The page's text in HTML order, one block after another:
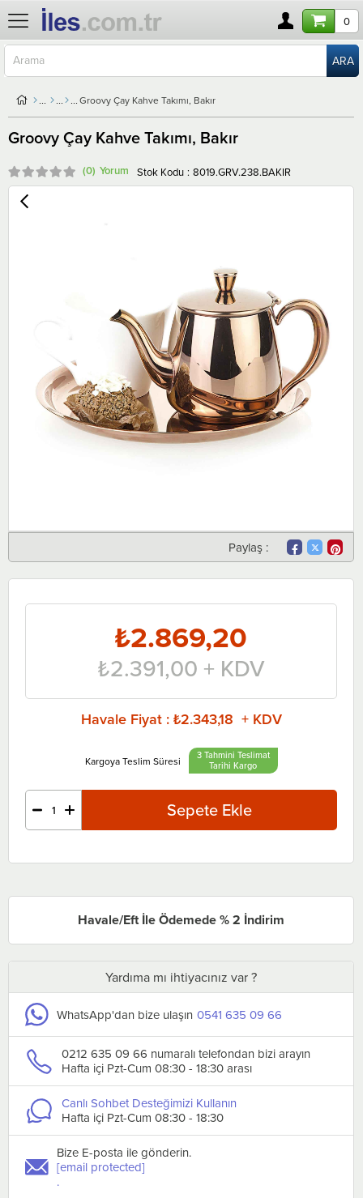
0
Groovy Çay Kahve Takımı, Bakır
Groovy Çay Kahve Takımı, Bakır
(0) Stok Kodu 8019.GRV.238.BAKIR
Paylaş :
₺2.869,20
₺2.391,00 + KDV
Havale Fiyat : ₺2.343,18 + KDV
3 Tahmini Teslimat
Tarihi
Havale/Eft İle Ödemede % 2 İndirim
Yardıma mı ihtiyacınız var ?
WhatsApp'dan bize ulaşın 0541 635 09 66
0212 635 09 66 numaralı telefondan bizi arayın
Hafta içi Pzt-Cum 08:30 - 18:30 arası
Canlı Sohbet Desteğimizi Kullanın
Hafta içi Pzt-Cum 08:30 - 18:30
Bize E-posta ile gönderin.
[email protected]
.